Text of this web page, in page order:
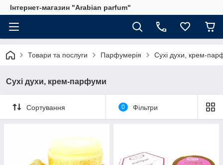
Інтернет-магазин "Arabian parfum"
Товари та послуги Парфумерія Сухі духи, крем-
Сухі духи, крем-парфуми
Сортування 0 Фільтри